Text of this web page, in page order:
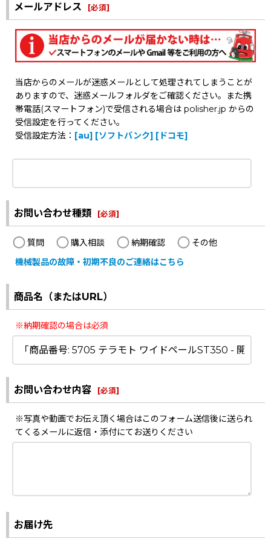
メールアドレス [必須]
当店からのメールが迷惑メールとして処理されてしまうことが
ありますので、迷惑メールフォルダをご確認ください。また携
帯電話(スマートフォン)で受信される場合は polisher.jp からの
受信設定を行ってください。
受信設定方法： [au] [ソフトバンク] [ドコモ]
お問い合わせ種類 [必須]
質問 購入相談 納期確認
その他
機械製品の故障・初期不良のご連絡はこちら
商品名（またはURL）
※納期確認の場合は必須
お問い合わせ内容 [必須]
※写真や動画でお伝え頂く場合はこのフォーム送信後に送られ
てくるメールに返信・添付にてお送りください
お届け先